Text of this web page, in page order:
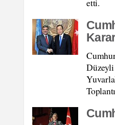
etti.
Düzeyli